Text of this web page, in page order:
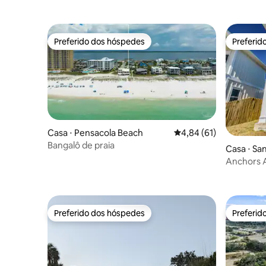
Preferido dos hóspedes
Preferido dos hóspedes
Casa ⋅ Pensacola Beach 4,84 de uma
4,84 (61)
Bangalô de praia
Casa ⋅
Anchors
Preferido dos hóspedes
Preferido dos hóspedes